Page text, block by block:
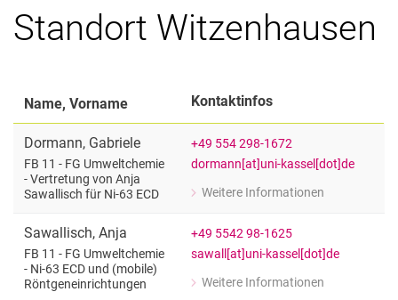
Standort Witzenhausen
Name, Vorname Kontaktinfos
Dormann, Gabriele
FB 11 - FG Umweltchemie
- Vertretung von Anja
Sawallisch für Ni-63 ECD
+49 554 298-1672
dormann[at]uni-kassel[dot]de
Weitere Informationen
zu Gabriele Dormann
Sawallisch, Anja
FB 11 - FG Umweltchemie
- Ni-63 ECD und (mobile)
Röntgeneinrichtungen
+49 5542 98-1625
sawall[at]uni-kassel[dot]de
Weitere Informationen
zu Anja Sawallisch